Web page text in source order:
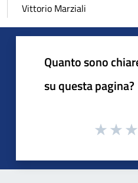
Vittorio Marziali
Quanto sono
su questa pagina?